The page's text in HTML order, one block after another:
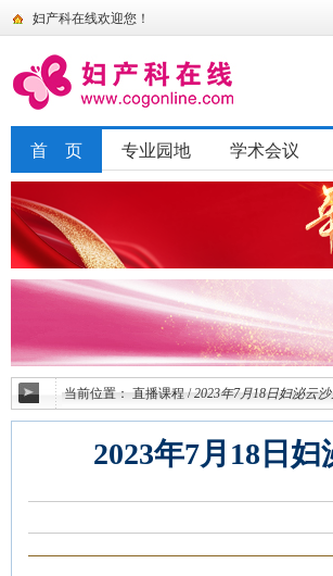
妇产科在线欢迎您！
首 页 专业园地 学术会议
当前位置：直播课程 / 2023年7月18日妇泌云
2023年7月18日